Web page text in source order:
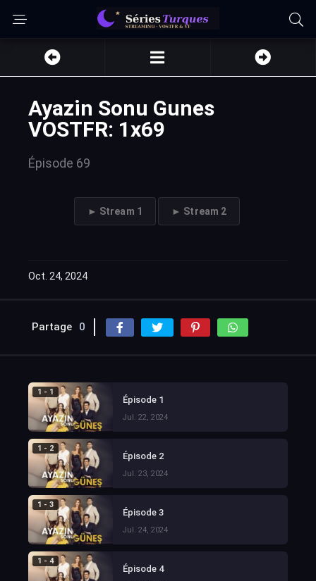
Ayazin Sonu Gunes
VOSTFR: 1x69
Épisode 69
► Stream 1 ► Stream 2
Oct. 24, 2024
Partage 0
1 - 1
Épisode 1
Jul. 22, 2024
1 - 2
Épisode 2
Jul. 23, 2024
1 - 3
Épisode 3
Jul. 24, 2024
1 - 4
Épisode 4